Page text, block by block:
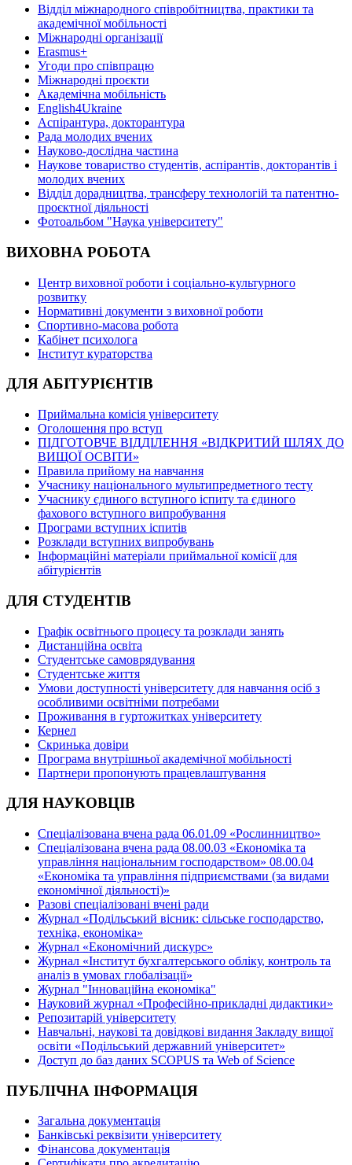
Відділ міжнародного співробітництва, практики та
академічної мобільності
Міжнародні організації
Erasmus+
Угоди про співпрацю
Міжнародні проєкти
Академічна мобільність
English4Ukraine
Аспірантура, докторантура
Рада молодих вчених
Науково-дослідна частина
Наукове товариство студентів, аспірантів, докторантів і
молодих вчених
Відділ дорадництва, трансферу технологій та патентно-
проєктної діяльності
Фотоальбом "Наука університету"
ВИХОВНА РОБОТА
Центр виховної роботи і соціально-культурного
розвитку
Нормативні документи з виховної роботи
Спортивно-масова робота
Кабінет психолога
Інститут кураторства
ДЛЯ АБІТУРІЄНТІВ
Приймальна комісія університету
Оголошення про вступ
ПІДГОТОВЧЕ ВІДДІЛЕННЯ «ВІДКРИТИЙ ШЛЯХ ДО
ВИЩОЇ ОСВІТИ»
Правила прийому на навчання
Учаснику національного мультипредметного тесту
Учаснику єдиного вступного іспиту та єдиного
фахового вступного випробування
Програми вступних іспитів
Розклади вступних випробувань
Інформаційні матеріали приймальної комісії для
абітурієнтів
ДЛЯ СТУДЕНТІВ
Графік освітнього процесу та розклади занять
Дистанційна освіта
Студентське самоврядування
Студентське життя
Умови доступності університету для навчання осіб з
особливими освітніми потребами
Проживання в гуртожитках університету
Кернел
Скринька довіри
Програма внутрішньої академічної мобільності
Партнери пропонують працевлаштування
ДЛЯ НАУКОВЦІВ
Спеціалізована вчена рада 06.01.09 «Рослинництво»
Спеціалізована вчена рада 08.00.03 «Економіка та
управління національним господарством» 08.00.04
«Економіка та управління підприємствами (за видами
економічної діяльності)»
Разові спеціалізовані вчені ради
Журнал «Подільський вісник: сільське господарство,
техніка, економіка»
Журнал «Економічний дискурс»
Журнал «Інститут бухгалтерського обліку, контроль та
аналіз в умовах глобалізації»
Журнал "Інноваційна економіка"
Науковий журнал «Професійно-прикладні дидактики»
Репозитарій університету
Навчальні, наукові та довідкові видання Закладу вищої
освіти «Подільський державний університет»
Доступ до баз даних SCOPUS та Web of Science
ПУБЛІЧНА ІНФОРМАЦІЯ
Загальна документація
Банківські реквізити університету
Фінансова документація